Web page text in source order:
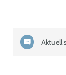
Aktuell